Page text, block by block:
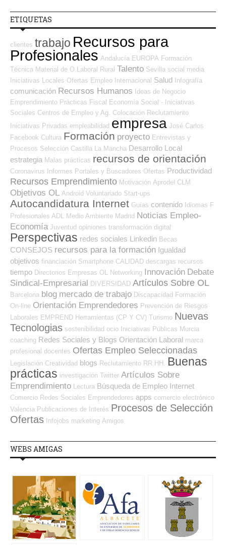
ETIQUETAS
clientes trabajo Recursos para
Profesionales Andalucía EUROPA Formación
Técnica Material de O.Laboral Rural Talento Sevilla social media
Iniciativas Locales Ofertas Empleo Internacional Salud Infografía
comunicación Recursos Humanos Ideas de Negocio
Emprendimiento Prácticas Fiscal Economía Social - Iniciativas
Sociales Centros de Empleo y Ag. Colocación Reclutamiento
Iniciativas Privadas empleabilidad empresa José Carlos
Facebook Cultura Formación proyecto Entrevistas y
Procesos Selección Castilla La Mancha Desarrollo Local
estrategia Malas prácticas recursos de orientación
Coronavirus Informes Portales y Buscadores Ofertas Productividad
Recursos Emprendimiento Motivación Aprodel CLM
Objetivos OL Android Voluntariado Start-ups
Autocandidatura Internet Guías contenido Idiomas F
Profesionales ADL
Medio Ambiente Madrid Noticias Empleo-
Economía Juventud opiniones transformación digital
Perspectivas redes sociales Linkedin Becas
CONSEJOS recursos para la formación Igualdad
objetivos financiación Smartphone CALIDAD descargas recursos
tiempo Directorios Empresas OL Networking Innovación Debate
Sindical-Empresarial DIVERSIDAD Artículos Sobre OL
Barcelona blog mercado de trabajo Discapacidad Formación
On-line Orientación Emprendedores Prevención de Riesgos
Laborales EMPREND Herramientas (CP Y CV) Turismo Nuevas
Tecnologias sostenibilidad ocio Iniciativas Públicas Murcia
coaching Redes Sociales y Blogs Orientación Laboral marca
profesional docentes Ofertas Empleo Seleccionadas
Legislación Creatividad blogs Reclutamiento RR.HH.
Buenas
prácticas investigación Twitter Artículos Sobre
Emprendimiento Lectura Búsqueda de Empleo Internet
Comercio Redes Sociales Emprendedores apps comercio electrónico
Valencia Publicaciones de Interés Procesos de Selección
Ofertas Infojobs marketing Amigos
WEBS AMIGAS